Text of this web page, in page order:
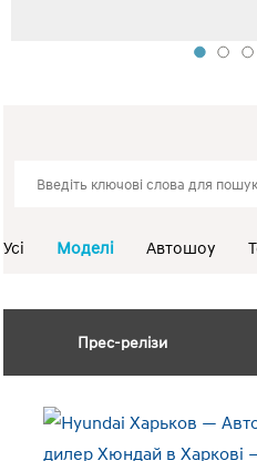
Усі Моделі Автошоу
Прес-релізи